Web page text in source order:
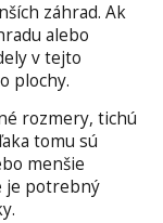
záhrad. Ak
alebo
v tejto
plochy.
rozmery, tichú
tomu sú
menšie
je potrebný